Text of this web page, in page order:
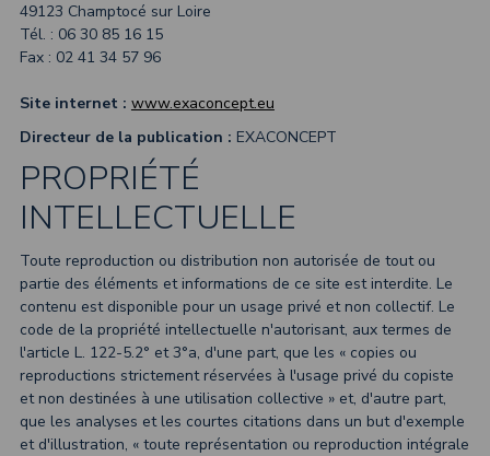
49123 Champtocé sur Loire
Tél. : 06 30 85 16 15
Fax : 02 41 34 57 96
Site internet : www.exaconcept.eu
Directeur de la publication : EXACONCEPT
PROPRIÉTÉ
INTELLECTUELLE
Toute reproduction ou distribution non autorisée de tout ou
partie des éléments et informations de ce site est interdite. Le
contenu est disponible pour un usage privé et non collectif. Le
code de la propriété intellectuelle n'autorisant, aux termes de
l'article L. 122-5.2° et 3°a, d'une part, que les « copies ou
reproductions strictement réservées à l'usage privé du copiste
et non destinées à une utilisation collective » et, d'autre part,
que les analyses et les courtes citations dans un but d'exemple
et d'illustration, « toute représentation ou reproduction intégrale